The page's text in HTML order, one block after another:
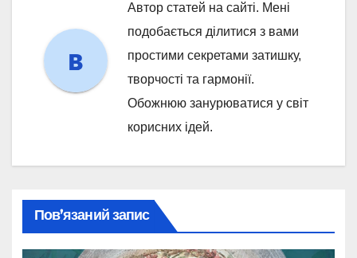
Автор статей на сайті. Мені
подобається ділитися з вами
простими секретами затишку,
творчості та гармонії.
Обожнюю занурюватися у світ
корисних ідей.
Пов’язаний запис